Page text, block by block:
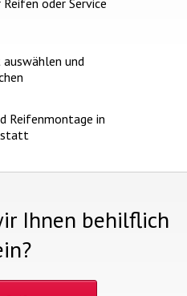
Reifen oder Service
und
Reifenmontage in
Ihnen behilflich